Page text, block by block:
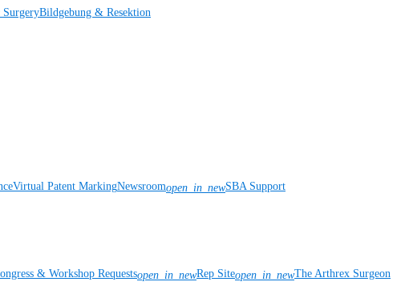
SurgeryBildgebung & Resektion
Virtual Patent MarkingNewsroomopen_in_newSBA Support
& Workshop Requestsopen_in_newRep Siteopen_in_newThe Arthrex Surgeon